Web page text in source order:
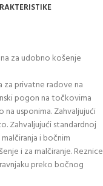
za udobno košenje
za privatne radove na
pogon na točkovima
usponima. Zahvaljujući
Zahvaljujući standardnoj
i bočnim
i za malčiranje. Reznice
preko bočnog